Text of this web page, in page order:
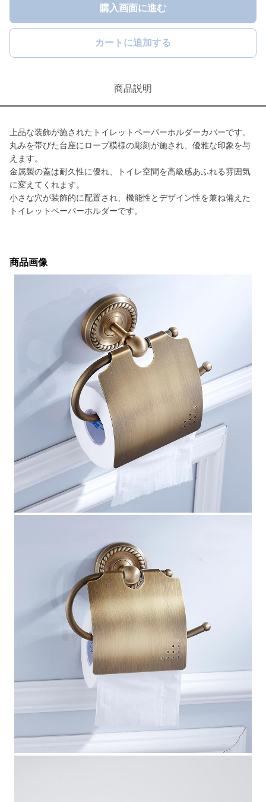
購入画面に進む
カートに追加する
商品説明
上品な装飾が施されたトイレットペーパーホルダーカバーです。
丸みを帯びた台座にロープ模様の彫刻が施され、優雅な印象を与
えます。
金属製の蓋は耐久性に優れ、トイレ空間を高級感あふれる雰囲気
に変えてくれます。
小さな穴が装飾的に配置され、機能性とデザイン性を兼ね備えた
トイレットペーパーホルダーです。
商品画像